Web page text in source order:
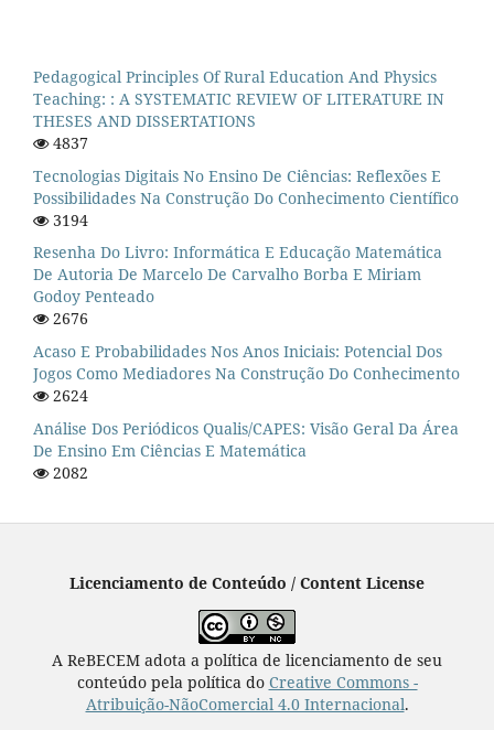
Pedagogical Principles Of Rural Education And Physics
Teaching: : A SYSTEMATIC REVIEW OF LITERATURE IN
THESES AND DISSERTATIONS
4837
Tecnologias Digitais No Ensino De Ciências: Reflexões E
Possibilidades Na Construção Do Conhecimento Científico
3194
Resenha Do Livro: Informática E Educação Matemática
De Autoria De Marcelo De Carvalho Borba E Miriam
Godoy Penteado
2676
Acaso E Probabilidades Nos Anos Iniciais: Potencial Dos
Jogos Como Mediadores Na Construção Do Conhecimento
2624
Análise Dos Periódicos Qualis/CAPES: Visão Geral Da Área
De Ensino Em Ciências E Matemática
2082
Licenciamento de Conteúdo / Content License
A ReBECEM adota a política de licenciamento de seu
conteúdo pela política do Creative Commons -
Atribuição-NãoComercial 4.0 Internacional.